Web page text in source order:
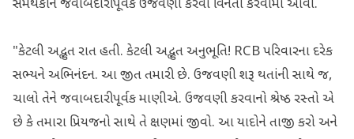
સમર્થકોને જવાબદારીપૂર્વક ઉજવણી કરવા વિનંતી કરવામાં આવી.
"કેટલી અદ્ભુત રાત હતી. કેટલી અદ્ભુત અનુભૂતિ! RCB પરિવારના દરેક
સભ્યને અભિનંદન. આ જીત તમારી છે. ઉજવણી શરૂ થતાંની સાથે જ,
ચાલો તેને જવાબદારીપૂર્વક માણીએ. ઉજવણી કરવાનો શ્રેષ્ઠ રસ્તો એ
છે કે તમારા પ્રિયજનો સાથે તે ક્ષણમાં જીવો. આ યાદોને તાજી કરો અને